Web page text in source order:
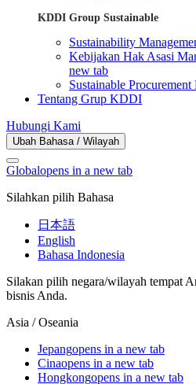
KDDI Group Sustainable
Sustainability
Kebijakan Hak Asasi
new tab
Sustainable
Tentang Grup KDDI
Hubungi Kami
Ubah Bahasa / Wilayah
Globalopens in a new tab
Silahkan pilih Bahasa
日本語
English
Bahasa Indonesia
Silakan pilih negara/wilayah tempat
bisnis Anda.
Asia / Oseania
Jepangopens in a new tab
Cinaopens in a new tab
Hongkongopens in a new tab